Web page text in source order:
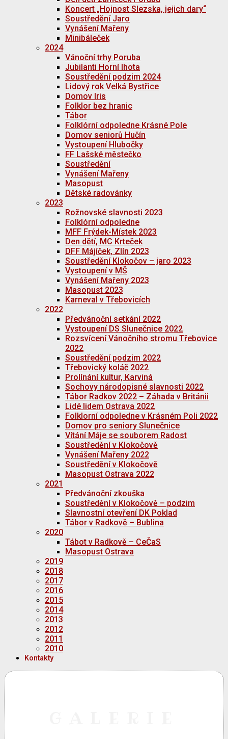
Koncert „Hojnost Slezska, jejich dary“
Soustředění Jaro
Vynášení Mařeny
Minibáleček
2024
Vánoční trhy Poruba
Jubilanti Horní lhota
Soustředění podzim 2024
Lidový rok Velká Bystřice
Domov Iris
Folklor bez hranic
Tábor
Folklórní odpoledne Krásné Pole
Domov seniorů Hučín
Vystoupení Hlubočky
FF Lašské městečko
Soustředění
Vynášení Mařeny
Masopust
Dětské radovánky
2023
Rožnovské slavnosti 2023
Folklórní odpoledne
MFF Frýdek-Místek 2023
Den dětí, MC Krteček
DFF Májíček, Zlín 2023
Soustředění Klokočov – jaro 2023
Vystoupení v MŠ
Vynášení Mařeny 2023
Masopust 2023
Karneval v Třebovicích
2022
Předvánoční setkání 2022
Vystoupení DS Slunečnice 2022
Rozsvícení Vánočního stromu Třebovice
2022
Soustředění podzim 2022
Třebovický koláč 2022
Prolínání kultur, Karviná
Sochovy národopisné slavnosti 2022
Tábor Radkov 2022 – Záhada v Británii
Lidé lidem Ostrava 2022
Folklorní odpoledne v Krásném Poli 2022
Domov pro seniory Slunečnice
Vítání Máje se souborem Radost
Soustředění v Klokočově
Vynášení Mařeny 2022
Soustředění v Klokočově
Masopust Ostrava 2022
2021
Předvánoční zkouška
Soustředění v Klokočově – podzim
Slavnostní otevření DK Poklad
Tábor v Radkově – Bublina
2020
Tábot v Radkově – CeČaS
Masopust Ostrava
2019
2018
2017
2016
2015
2014
2013
2012
2011
2010
Kontakty